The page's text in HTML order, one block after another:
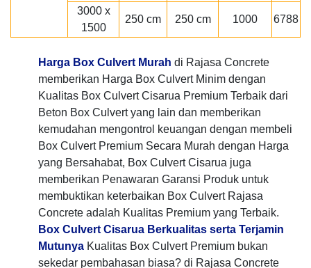
3000 x
1500
250 cm 250 cm 1000 6788
Harga Box Culvert Murah di Rajasa Concrete
memberikan Harga Box Culvert Minim dengan
Kualitas Box Culvert Cisarua Premium Terbaik dari
Beton Box Culvert yang lain dan memberikan
kemudahan mengontrol keuangan dengan membeli
Box Culvert Premium Secara Murah dengan Harga
yang Bersahabat, Box Culvert Cisarua juga
memberikan Penawaran Garansi Produk untuk
membuktikan keterbaikan Box Culvert Rajasa
Concrete adalah Kualitas Premium yang Terbaik.
Box Culvert Cisarua Berkualitas serta Terjamin
Mutunya Kualitas Box Culvert Premium bukan
sekedar pembahasan biasa? di Rajasa Concrete